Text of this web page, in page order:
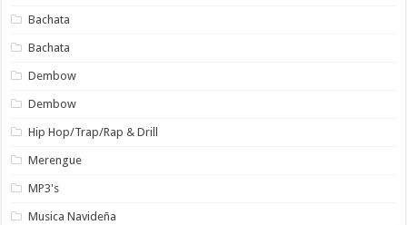
Bachata
Bachata
Dembow
Dembow
Hip Hop/Trap/Rap & Drill
Merengue
MP3's
Musica Navideña